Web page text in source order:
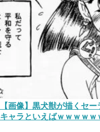
【画像】黒犬獣が描くセ
キャラといえばｗｗｗｗｗ